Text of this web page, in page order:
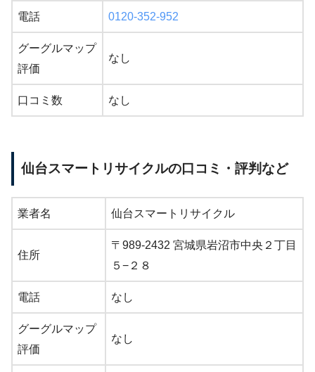
電話 0120-352-952
グーグルマップ
評価
なし
口コミ数 なし
仙台スマートリサイクルの口コミ・評判など
業者名 仙台スマートリサイクル
住所
〒989-2432 宮城県岩沼市中央２丁目
５−２８
電話 なし
グーグルマップ
評価
なし